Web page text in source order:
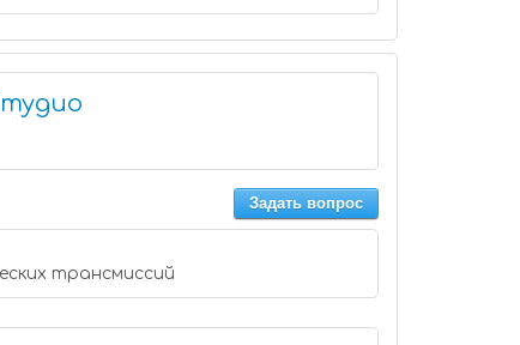
Задать вопрос
трансмиссий